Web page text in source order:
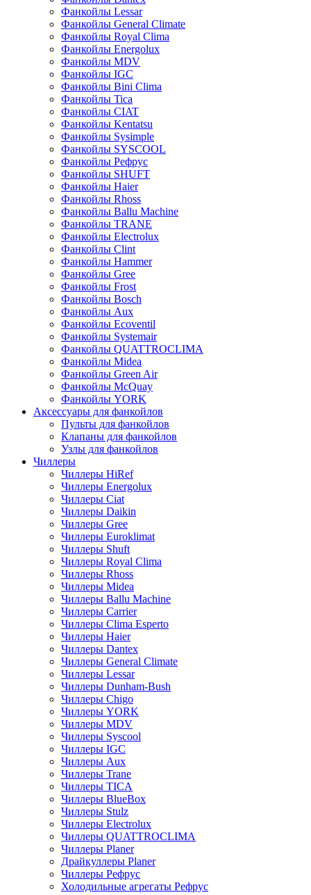
Фанкойлы Lessar
Фанкойлы General Climate
Фанкойлы Royal Clima
Фанкойлы Energolux
Фанкойлы MDV
Фанкойлы IGC
Фанкойлы Bini Clima
Фанкойлы Tica
Фанкойлы CIAT
Фанкойлы Kentatsu
Фанкойлы Sysimple
Фанкойлы SYSCOOL
Фанкойлы Рефрус
Фанкойлы SHUFT
Фанкойлы Haier
Фанкойлы Rhoss
Фанкойлы Ballu Machine
Фанкойлы TRANE
Фанкойлы Electrolux
Фанкойлы Clint
Фанкойлы Hammer
Фанкойлы Gree
Фанкойлы Frost
Фанкойлы Bosch
Фанкойлы Aux
Фанкойлы Ecoventil
Фанкойлы Systemair
Фанкойлы QUATTROCLIMA
Фанкойлы Midea
Фанкойлы Green Air
Фанкойлы McQuay
Фанкойлы YORK
Аксессуары для фанкойлов
Пульты для фанкойлов
Клапаны для фанкойлов
Узлы для фанкойлов
Чиллеры
Чиллеры HiRef
Чиллеры Energolux
Чиллеры Ciat
Чиллеры Daikin
Чиллеры Gree
Чиллеры Euroklimat
Чиллеры Shuft
Чиллеры Royal Clima
Чиллеры Rhoss
Чиллеры Midea
Чиллеры Ballu Machine
Чиллеры Carrier
Чиллеры Clima Esperto
Чиллеры Haier
Чиллеры Dantex
Чиллеры General Climate
Чиллеры Lessar
Чиллеры Dunham-Bush
Чиллеры Chigo
Чиллеры YORK
Чиллеры MDV
Чиллеры Syscool
Чиллеры IGC
Чиллеры Aux
Чиллеры Trane
Чиллеры TICA
Чиллеры BlueBox
Чиллеры Stulz
Чиллеры Electrolux
Чиллеры QUATTROCLIMA
Чиллеры Planer
Драйкуллеры Planer
Чиллеры Рефрус
Холодильные агрегаты Рефрус